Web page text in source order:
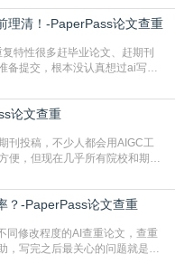
检测是啥，对相关要求摸不
域普及诞生的新需求，核心是为
理清！-PaperPass论文查重
特性很多赶毕业论文、赶期刊
提交，根本没认真想过ai写论
的文本数据，生成内容本质是基
。生成过程中，很容易复用已
论文查重
刊投稿，不少人都会用AIGC工
便，但现在几乎所有院校和期刊
到靠谱的降AIGC检测率的网
创性的智能伙伴AIGC生成内
？-PaperPass论文查重
同修改程度的AI查重论文，查重
写完之后最关心的问题就是ai